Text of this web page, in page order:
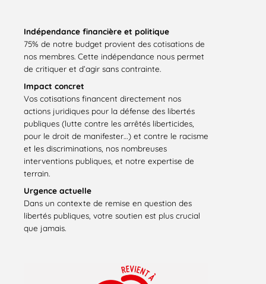
Indépendance financière et politique
75% de notre budget provient des cotisations de
nos membres. Cette indépendance nous permet
de critiquer et d’agir sans contrainte.
Impact concret
Vos cotisations financent directement nos
actions juridiques pour la défense des libertés
publiques (lutte contre les arrêtés liberticides,
pour le droit de manifester…) et contre le racisme
et les discriminations, nos nombreuses
interventions publiques, et notre expertise de
terrain.
Urgence actuelle
Dans un contexte de remise en question des
libertés publiques, votre soutien est plus crucial
que jamais.